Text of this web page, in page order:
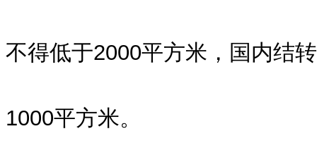
不得低于2000平方米，国内结
1000平方米。